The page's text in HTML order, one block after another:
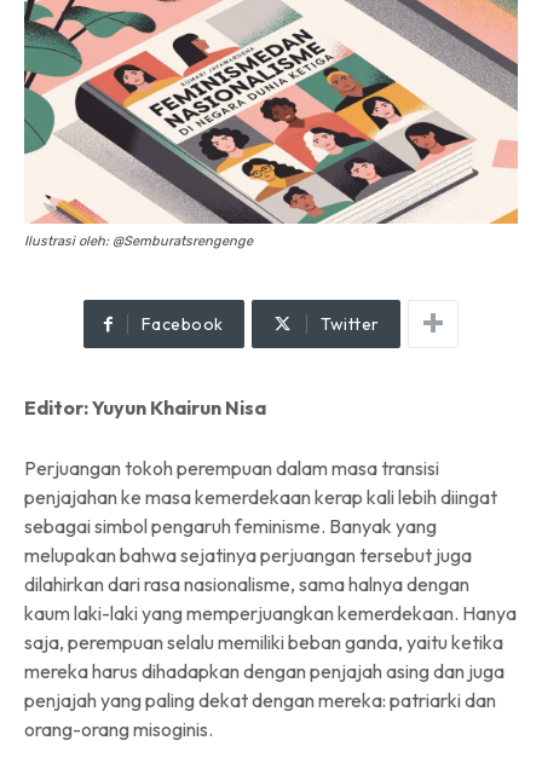
Ilustrasi oleh: @Semburatsrengenge
Facebook Twitter
Editor: Yuyun Khairun Nisa
Perjuangan tokoh perempuan dalam masa transisi
penjajahan ke masa kemerdekaan kerap kali lebih diingat
sebagai simbol pengaruh feminisme. Banyak yang
melupakan bahwa sejatinya perjuangan tersebut juga
dilahirkan dari rasa nasionalisme, sama halnya dengan
kaum laki-laki yang memperjuangkan kemerdekaan. Hanya
saja, perempuan selalu memiliki beban ganda, yaitu ketika
mereka harus dihadapkan dengan penjajah asing dan juga
penjajah yang paling dekat dengan mereka: patriarki dan
orang-orang misoginis.